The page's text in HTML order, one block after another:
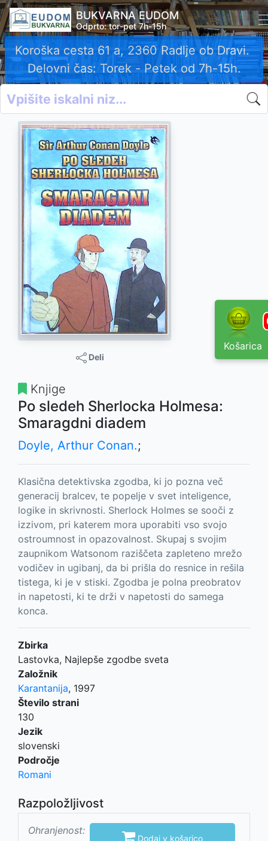
BUKVARNA EUDOM
Odprto: tor-pet 7h-15h
Koroška cesta 61 a, 2360 Radlje ob Dravi.
Delovni čas: Torek - Petek od 7h-15h.
Košarica
Deli
Knjige
Po sledeh Sherlocka Holmesa:
Smaragdni diadem
Doyle, Arthur Conan.;
Klasična detektivska zgodba, ki jo pozna več
generacij bralcev, te popelje v svet inteligence,
logike in skrivnosti. Sherlock Holmes se sooči z
izzivom, pri katerem mora uporabiti vso svojo
ostroumnost in opazovalnost. Skupaj s svojim
zaupnikom Watsonom raziščeta zapleteno mrežo
vodičev in ugibanj, da bi prišla do resnice in rešila
tistega, ki je v stiski. Zgodba je polna preobratov
in napetosti, ki te drži v napetosti do samega
konca.
Zbirka
Lastovka, Najlepše zgodbe sveta
Založnik
Karantanija, 1997
Število strani
130
Jezik
slovenski
Področje
Romani
Razpoložljivost
Ohranjenost:  Dodaj v košarico